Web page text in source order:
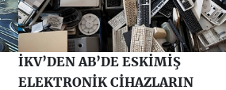
İKV’DEN AB’DE ESKİMİŞ
ELEKTRONİK CİHAZLARIN